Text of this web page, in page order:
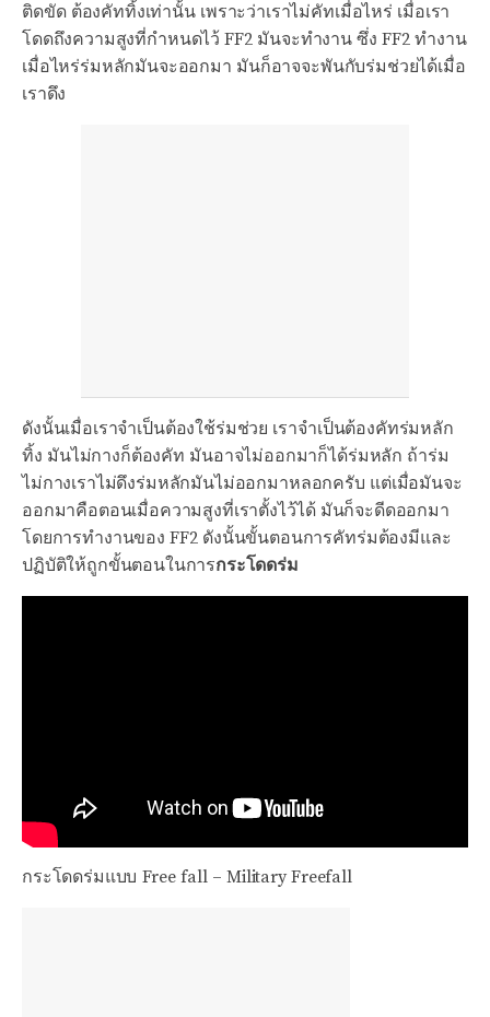
ติดขัด ต้องคัททิ้งเท่านั้น เพราะว่าเราไม่คัทเมื่อไหร่ เมื่อเรา
โดดถึงความสูงที่กำหนดไว้ FF2 มันจะทำงาน ซึ่ง FF2 ทำงาน
เมื่อไหร่ร่มหลักมันจะออกมา มันก็อาจจะพันกับร่มช่วยได้เมื่อ
เราดึง
ดังนั้นเมื่อเราจำเป็นต้องใช้ร่มช่วย เราจำเป็นต้องคัทร่มหลัก
ทิ้ง มันไม่กางก็ต้องคัท มันอาจไม่ออกมาก็ได้ร่มหลัก ถ้าร่ม
ไม่กางเราไม่ดึงร่มหลักมันไม่ออกมาหลอกครับ แต่เมื่อมันจะ
ออกมาคือตอนเมื่อความสูงที่เราตั้งไว้ได้ มันก็จะดีดออกมา
โดยการทำงานของ FF2 ดังนั้นขั้นตอนการคัทร่มต้องมีและ
ปฏิบัติให้ถูกขั้นตอนในการกระโดดร่ม
กระโดดร่มแบบ Free fall – Military Freefall